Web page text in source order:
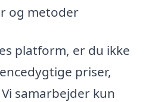
og metoder
platform, er du ikke
priser,
samarbejder kun